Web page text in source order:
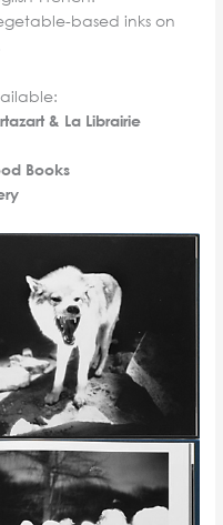
based inks on
& La Librairie
Books